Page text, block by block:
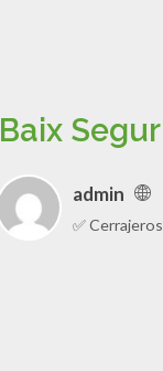
Baix Segur
admin
✅ Cerrajeros